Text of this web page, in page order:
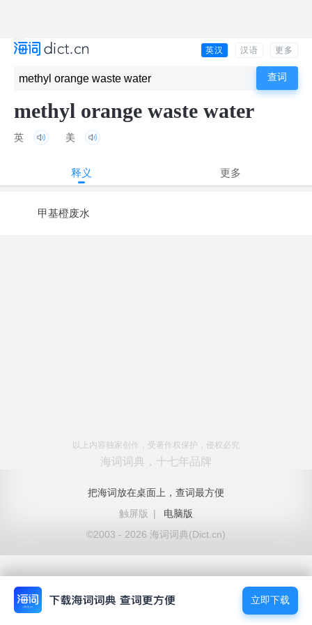
英汉 汉语 更多
methyl orange waste water
英 美
释义 更多
甲基橙废水
以上内容独家创作，受著作权保护，侵权必究
海词词典，十七年品牌
把海词放在桌面上，查词最方便
触屏版
|
电脑版
©2003 - 2026 海词词典(Dict.cn)
立即下载
立即下载